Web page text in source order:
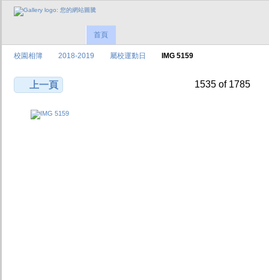
首頁
校園相簿 2018-2019 屬校運動日 IMG 5159
上一頁 1535 of 1785